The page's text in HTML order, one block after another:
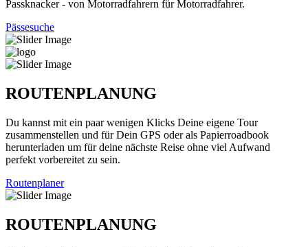
Passknacker - von Motorradfahrern für Motorradfahrer.
Pässesuche
ROUTENPLANUNG
Du kannst mit ein paar wenigen Klicks Deine eigene Tour
zusammenstellen und für Dein GPS oder als Papierroadbook
herunterladen um für deine nächste Reise ohne viel Aufwand
perfekt vorbereitet zu sein.
Routenplaner
ROUTENPLANUNG